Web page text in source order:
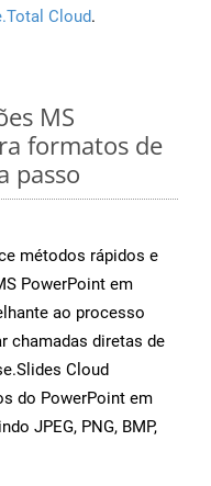
Cloud.
MS
formatos de
passo
métodos rápidos e
PowerPoint em
ao processo
chamadas diretas de
Cloud
do PowerPoint em
JPEG, PNG, BMP,